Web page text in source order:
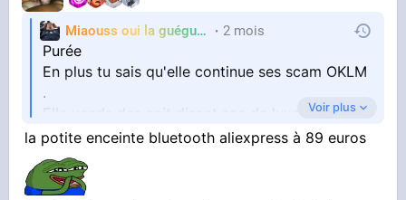
Miaouss oui la guéguérre TF6
2 mois
Purée
En plus tu sais qu'elle continue ses scam OKLM
.
Elle vends des soit disant sac de luxe a des
mineurs pdt des streams. Alors que c'est des
copies
Voir plus
la potite enceinte bluetooth aliexpress à 89 euros